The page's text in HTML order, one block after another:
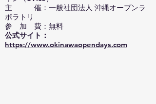
主 催：一般社団法人 沖縄オープンラ
ボラトリ
参 加 費：無料
公式サイト：
https://www.okinawaopendays.com